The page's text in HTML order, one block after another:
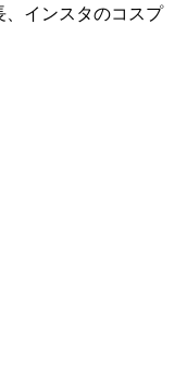
、インスタのコスプ